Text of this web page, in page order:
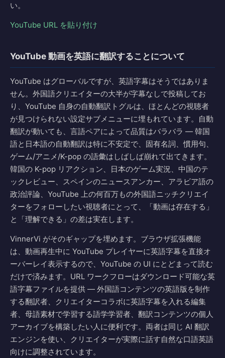
い。
YouTube URL を貼り付け
YouTube 動画を英語に翻訳することについて
YouTube はグローバルですが、英語字幕はそうではありま
せん。外国語クリエイターの大半が字幕なしで投稿してお
り、YouTube 自身の自動翻訳トグルは、ほとんどの視聴者
が見つけられない設定サブメニューに埋もれています。自動
翻訳が動いても、言語ペアによって品質はバラバラ — 韓国
語と日本語の自動翻訳は特に不安定で、固有名詞、慣用句、
ゲーム/アニメ/K-pop の語彙はしばしば崩れて出てきます。
韓国の K-pop リアクション、日本のゲーム実況、中国のテ
ックレビュー、スペインのニュースアンカー、アラビア語の
政治評論、YouTube 上の何百万もの外国語ニッチクリエイ
ターをフォローしたい視聴者にとって、「動画は存在する」
と「理解できる」の差は実在します。
VinnerVi がそのギャップを埋めます。ブラウザ拡張機能
は、動画再生中に YouTube プレイヤーに英語字幕を直接オ
ーバーレイ表示するので、YouTube の UI にとどまって読む
だけで済みます。URL ワークフローはダウンロード可能な英
語字幕ファイルを提供 — 外国語コンテンツの英語版を制作
する翻訳者、クリエイターコラボに英語字幕を入れる編集
者、母語素材で学習する語学学習者、翻訳コンテンツの個人
アーカイブを構築したい人に便利です。両者は同じ AI 翻訳
エンジンを使い、クリエイターが実際に話す自然な口語英語
向けに調整されています。